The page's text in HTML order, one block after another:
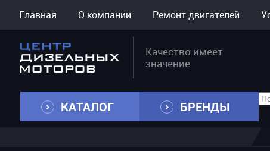
Главная О компании Ремонт двигателей
Качество имеет
значение
КАТАЛОГ БРЕНДЫ